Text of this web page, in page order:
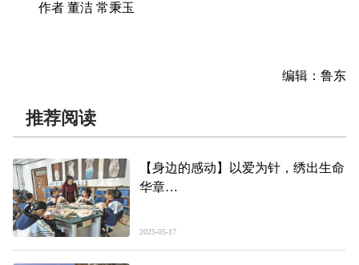
作者 董洁 常秉玉
编辑：鲁东
推荐阅读
【身边的感动】以爱为针，绣出生命
华章
2025-05-17